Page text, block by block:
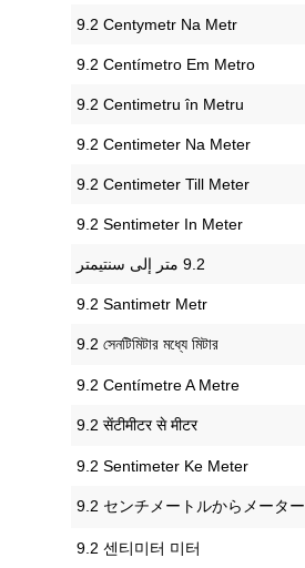
‎9.2 Centymetr Na Metr
‎9.2 Centímetro Em Metro
‎9.2 Centimetru în Metru
‎9.2 Centimeter Na Meter
‎9.2 Centimeter Till Meter
‎9.2 Sentimeter In Meter
‎9.2 Santimetr Metr
‎9.2 সেনটিমিটার মধ্যে মিটার
‎9.2 Centímetre A Metre
‎9.2 सेंटीमीटर से मीटर
‎9.2 Sentimeter Ke Meter
‎9.2 センチメートルからメーター
‎9.2 센티미터 미터